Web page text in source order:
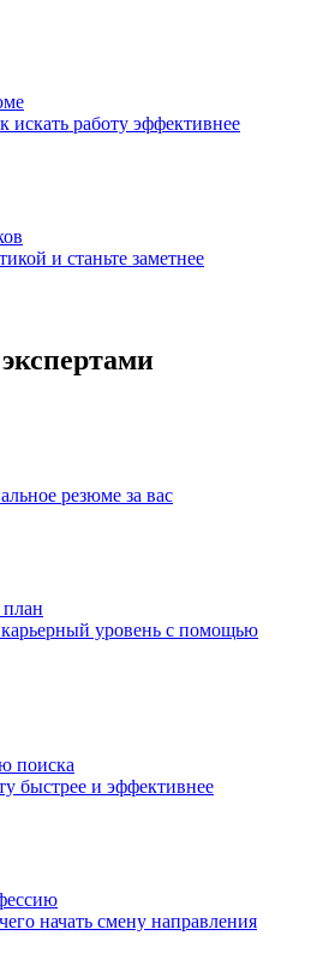
искать работу эффективнее
и станьте заметнее
резюме за вас
уровень с помощью
поиска
быстрее и эффективнее
начать смену направления